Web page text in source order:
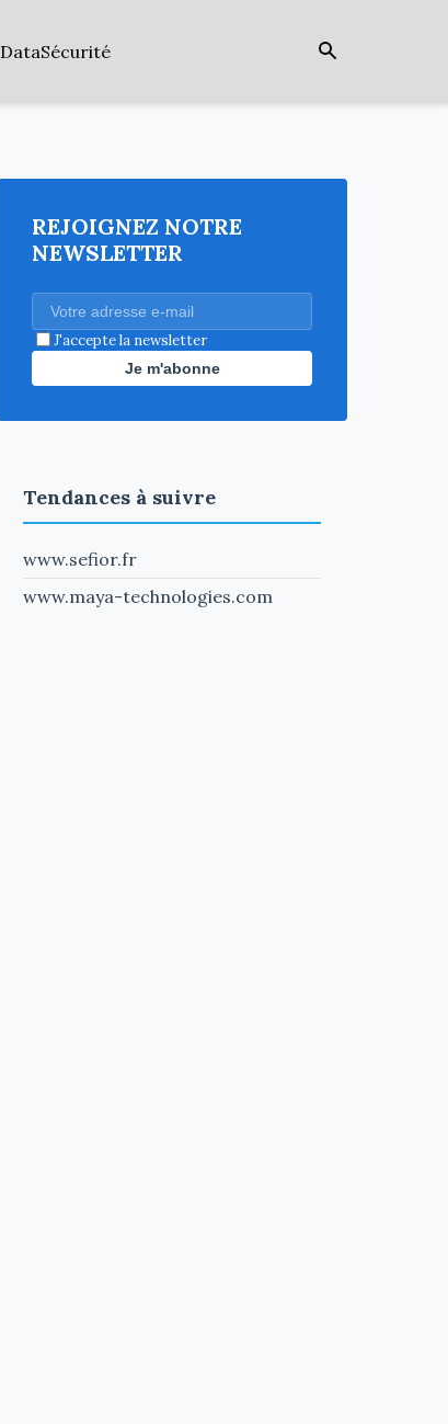
DataSécurité
REJOIGNEZ NOTRE
NEWSLETTER
J'accepte la newsletter
Je m'abonne
Tendances à suivre
www.sefior.fr
www.maya-technologies.com